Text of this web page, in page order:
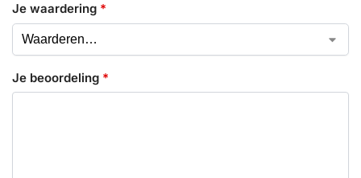
Je waardering *
Je beoordeling *